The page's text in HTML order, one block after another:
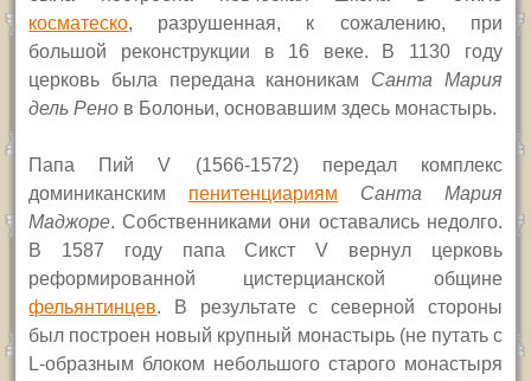
косматеско, разрушенная, к сожалению, при
большой реконструкции в 16 веке. В 1130 году
церковь была передана каноникам Санта Мария
дель Рено в Болоньи, основавшим здесь монастырь.
Папа ПийV (1566-1572) передал комплекс
доминиканским пенитенциариям Санта Мария
Маджоре. Собственниками они оставались недолго.
В 1587 году папа СикстV вернул церковь
реформированной цистерцианской общине
фельянтинцев. В результате с северной стороны
был построен новый крупный монастырь (не путать с
L-образным блоком небольшого старого монастыря